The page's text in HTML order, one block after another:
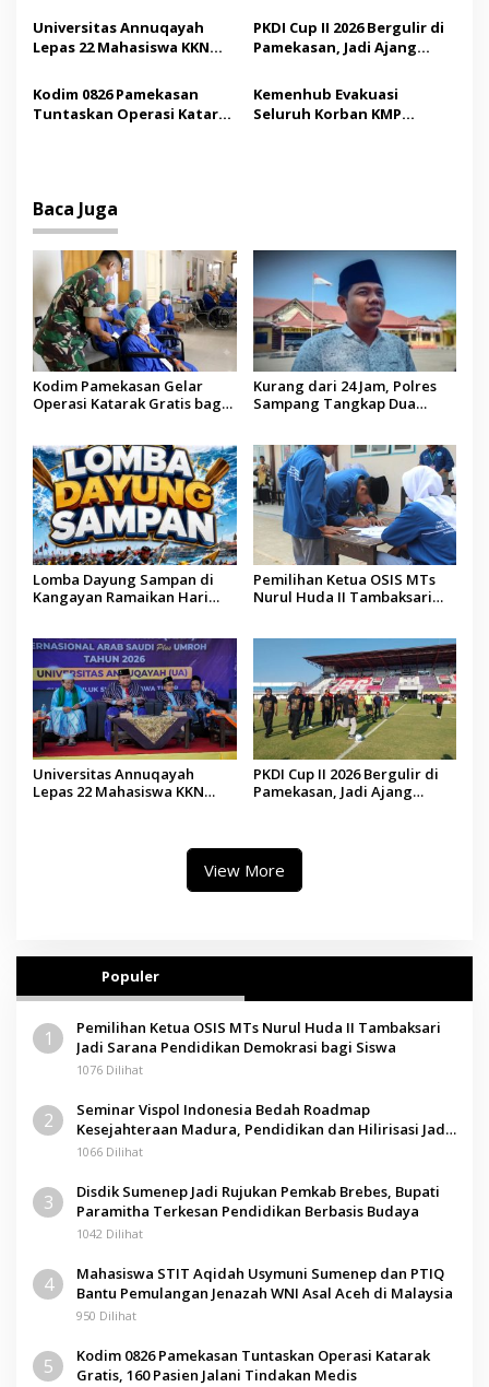
o
s
Sumenep
Demokrasi bagi Siswa
Universitas Annuqayah
Lepas 22 Mahasiswa KKN
Saudi
PKDI Cup II 2026 Bergulir di
Pamekasan, Jadi Ajang
Madura
Kodim 0826 Pamekasan
Tuntaskan Operasi Katarak
Kemenhub Evakuasi
Seluruh Korban KMP
Baca Juga
Kodim Pamekasan Gelar
Operasi Katarak Gratis bagi
Kurang dari 24 Jam, Polres
Sampang Tangkap Dua
Lomba Dayung Sampan di
Kangayan Ramaikan Hari
Pemilihan Ketua OSIS MTs
Nurul Huda II Tambaksari
Universitas Annuqayah
Lepas 22 Mahasiswa KKN
PKDI Cup II 2026 Bergulir di
Pamekasan, Jadi Ajang
View More
Populer
1
Pemilihan Ketua OSIS MTs Nurul Huda II Tambaksari
Jadi Sarana Pendidikan Demokrasi bagi Siswa
1076 Dilihat
2
Seminar Vispol Indonesia Bedah Roadmap
Kesejahteraan Madura, Pendidikan dan Hilirisasi Jadi
Kunci
1066 Dilihat
3
Disdik Sumenep Jadi Rujukan Pemkab Brebes, Bupati
Paramitha Terkesan Pendidikan Berbasis Budaya
1042 Dilihat
4
Mahasiswa STIT Aqidah Usymuni Sumenep dan PTIQ
Bantu Pemulangan Jenazah WNI Asal Aceh di Malaysia
950 Dilihat
5
Kodim 0826 Pamekasan Tuntaskan Operasi Katarak
Gratis, 160 Pasien Jalani Tindakan Medis